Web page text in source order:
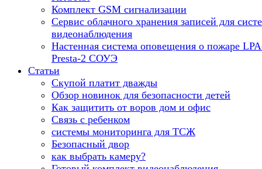
Комплект GSM сигнализации
Сервис облачного хранения записей для
видеонаблюдения
Настенная система оповещения о пожаре
Presta-2 СОУЭ
Статьи
Скупой платит дважды
Обзор новинок для безопасности детей
Как защитить от воров дом и офис
Связь с ребенком
системы мониторинга для ТСЖ
Безопасный двор
как выбрать камеру?